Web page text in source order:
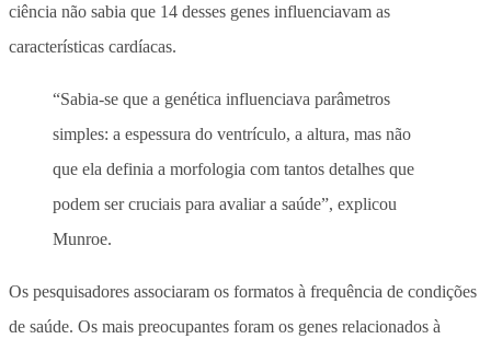
ciência não sabia que 14 desses genes influenciavam as
características cardíacas.
“Sabia-se que a genética influenciava parâmetros
simples: a espessura do ventrículo, a altura, mas não
que ela definia a morfologia com tantos detalhes que
podem ser cruciais para avaliar a saúde”, explicou
Munroe.
Os pesquisadores associaram os formatos à frequência de condições
de saúde. Os mais preocupantes foram os genes relacionados à